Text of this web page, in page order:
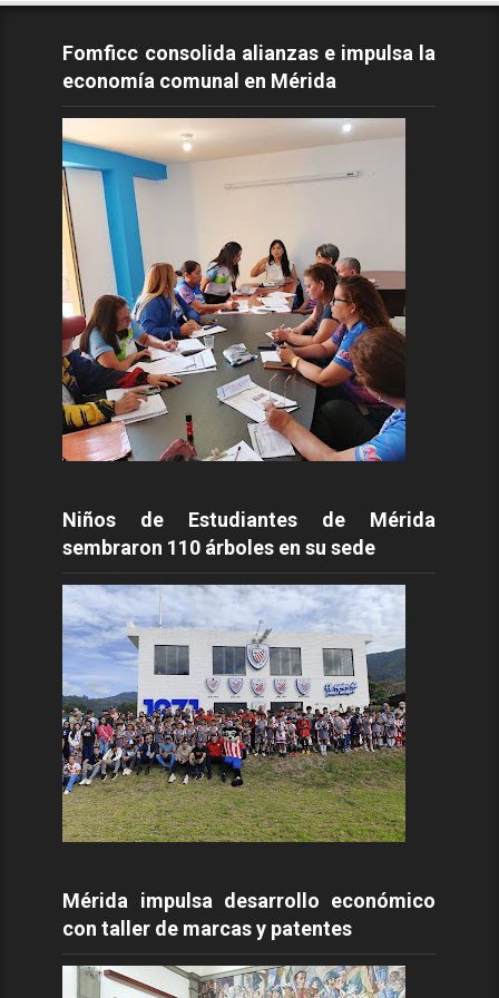
Fomficc consolida alianzas e impulsa la
economía comunal en Mérida
Niños de Estudiantes de Mérida
sembraron 110 árboles en su sede
Mérida impulsa desarrollo económico
con taller de marcas y patentes